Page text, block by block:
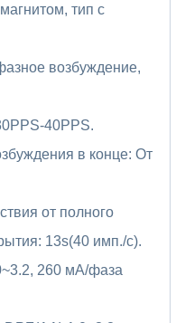
тип с
возбуждение,
40PPS.
в конце: От
от полного
13s(40 имп./с).
260 мА/фаза